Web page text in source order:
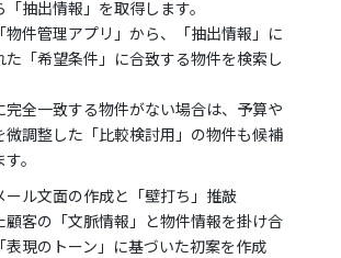
「抽出情報」を取得します。
物件管理アプリ」から、「抽出情報」に
た「希望条件」に合致する物件を検索し
全一致する物件がない場合は、予算や
微調整した「比較検討用」の物件も候補
。
ール文面の作成と「壁打ち」推敲
顧客の「文脈情報」と物件情報を掛け合
表現のトーン」に基づいた初案を作成